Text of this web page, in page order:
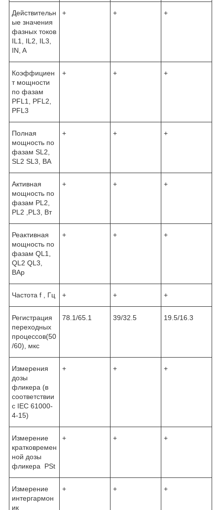
Действительн
ые значения
фазных токов
IL1, IL2, IL3,
IN, A
+ + +
Коэффициен
т мощности
по фазам
PFL1, PFL2,
PFL3
+ + +
Полная
мощность по
фазам SL2,
SL2 SL3, BА
+ + +
Активная
мощность по
фазам PL2,
PL2 ,PL3, Bт
+ + +
Реактивная
мощность по
фазам QL1,
QL2 QL3,
ВАр
+ + +
Частота f , Гц + + +
Регистрация
переходных
процессов(50
/60), мкс
78.1/65.1 39/32.5 19.5/16.3
Измерения
дозы
фликера (в
соответствии
с IEC 61000-
4-15)
+ + +
Измерение
кратковремен
ной дозы
фликера PSt
+ + +
Измерение
интергармон
ик
+ + +